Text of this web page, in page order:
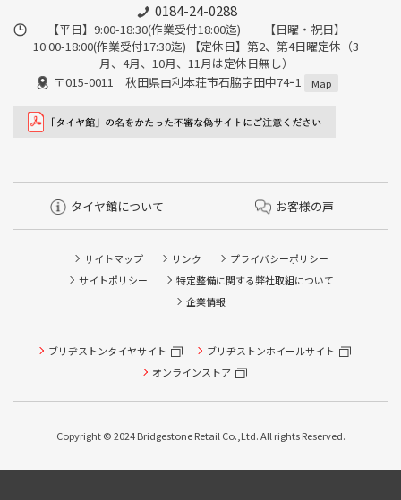
0184-24-0288
【平日】9:00-18:30(作業受付18:00迄) 【日曜・祝日】
10:00-18:00(作業受付17:30迄) 【定休日】第2、第4日曜定休（3
月、4月、10月、11月は定休日無し）
〒015-0011 秋田県由利本荘市石脇字田中74ｰ1
Map
タイヤ館について お客様の声
サイトマップ リンク
プライバシーポリシー
サイトポリシー
特定整備に関する弊社取組について
企業情報
ブリヂストンタイヤサイト
ブリヂストンホイールサイト
オンラインストア
Copyright © 2024 Bridgestone Retail Co.,Ltd. All rights Reserved.